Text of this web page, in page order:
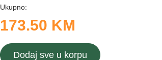
Ukupno:
173.50 KM
Dodaj sve u korpu